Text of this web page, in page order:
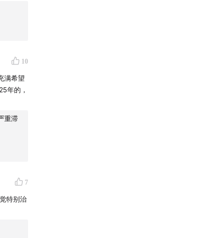
......
络
发
10
满希望
年的，
重滞
7
特别治